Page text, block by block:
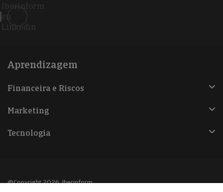
Iberinform
en
Linkedin
Aprendizagem
Financeira e Riscos
Marketing
Tecnologia
@Copyright 2026, Iberinform